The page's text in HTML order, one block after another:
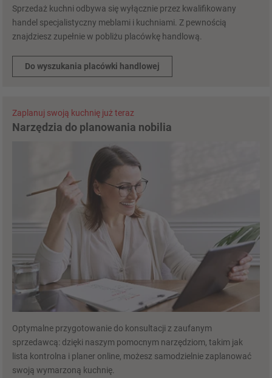
Sprzedaż kuchni odbywa się wyłącznie przez kwalifikowany
handel specjalistyczny meblami i kuchniami. Z pewnością
znajdziesz zupełnie w pobliżu placówkę handlową.
Do wyszukania placówki handlowej
Zaplanuj swoją kuchnię już teraz
Narzędzia do planowania nobilia
Optymalne przygotowanie do konsultacji z zaufanym
sprzedawcą: dzięki naszym pomocnym narzędziom, takim jak
lista kontrolna i planer online, możesz samodzielnie zaplanować
swoją wymarzoną kuchnię.